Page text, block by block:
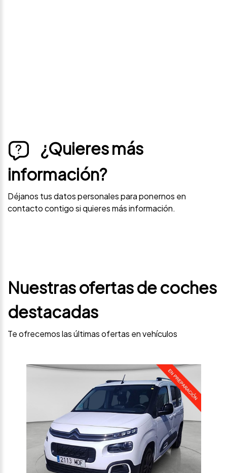
¿Quieres más
información?
Déjanos tus datos personales para ponernos en
contacto contigo si quieres más información.
Nuestras ofertas de coches
destacadas
Te ofrecemos las últimas ofertas en vehículos